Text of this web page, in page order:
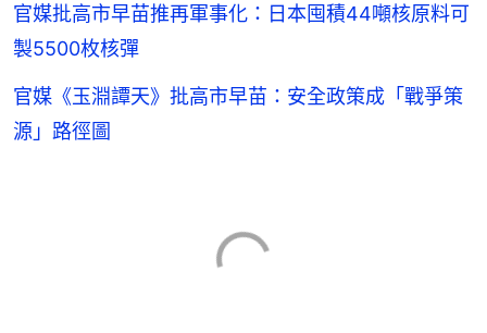
官媒批高市早苗推再軍事化：日本囤積44噸核原料可
製5500枚核彈
官媒《玉淵譚天》批高市早苗：安全政策成「戰爭策
源」路徑圖